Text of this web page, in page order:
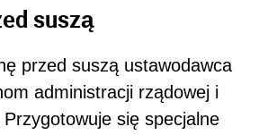
suszą
przed suszą ustawodawca
administracji rządowej i
się specjalne